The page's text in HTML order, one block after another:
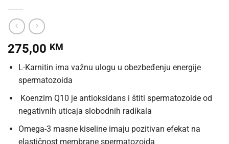
275,00 KM
L-Karnitin ima važnu ulogu u obezbeđenju energije
spermatozoida
Koenzim Q10 je antioksidans i štiti spermatozoide od
negativnih uticaja slobodnih radikala
Omega-3 masne kiseline imaju pozitivan efekat na
elastičnost membrane spermatozoida